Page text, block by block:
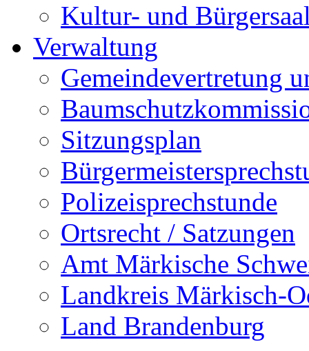
Kultur- und
Verwaltung
Gemeindevertretung
Sitzungsplan
Polizeisprechstunde
Ortsrecht / Satzungen
Amt Märkische
Landkreis Märkisch-
Land Brandenburg